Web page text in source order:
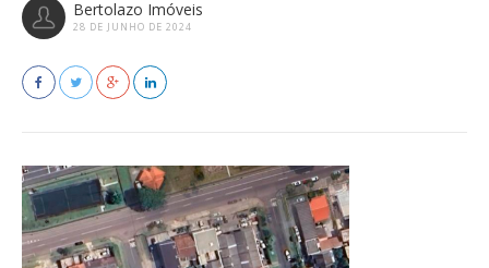
Bertolazo Imóveis
28 DE JUNHO DE 2024